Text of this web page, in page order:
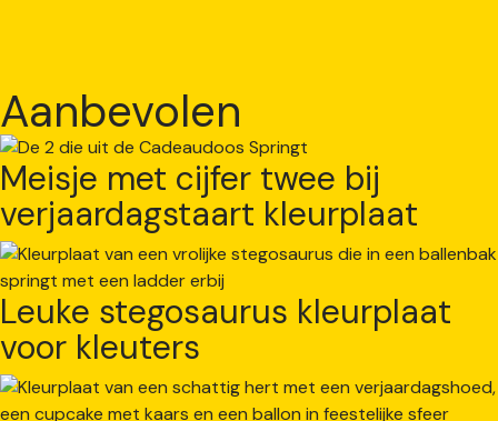
Aanbevolen
Meisje met cijfer twee bij
verjaardagstaart kleurplaat
Leuke stegosaurus kleurplaat
voor kleuters